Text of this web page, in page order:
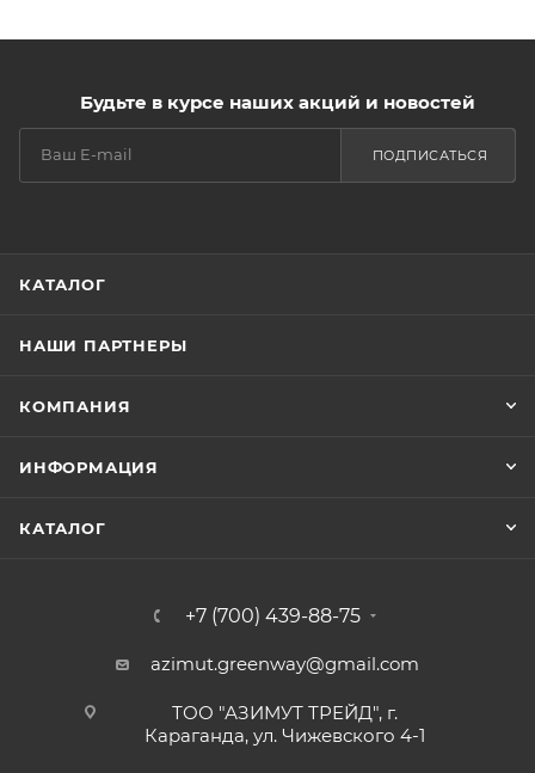
Будьте в курсе наших акций и новостей
ПОДПИСАТЬСЯ
КАТАЛОГ
НАШИ ПАРТНЕРЫ
КОМПАНИЯ
ИНФОРМАЦИЯ
КАТАЛОГ
+7 (700) 439-88-75
azimut.greenway@gmail.com
ТОО "АЗИМУТ ТРЕЙД", г.
Караганда, ул. Чижевского 4-1